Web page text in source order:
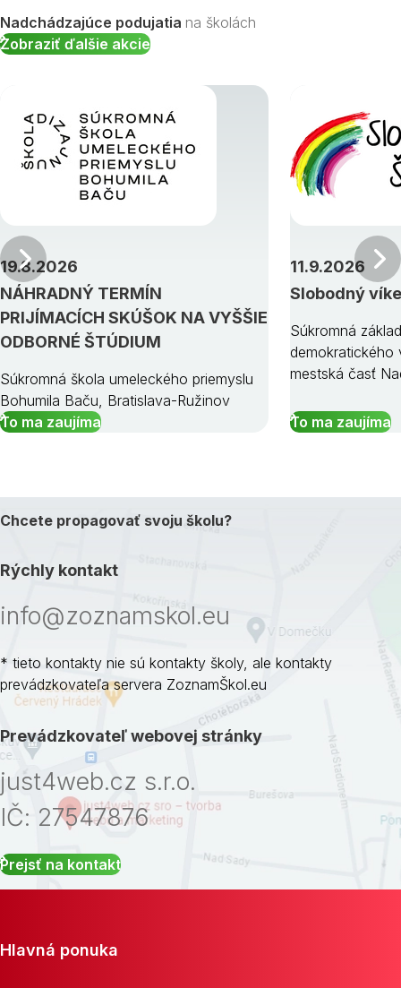
Nadchádzajúce podujatia na školách
Zobraziť ďalšie akcie
NÁHRADNÝ TERMÍN
PRIJÍMACÍCH SKÚŠOK NA VYŠŠIE
ODBORNÉ ŠTÚDIUM
19.8.2026
Súkromná škola umeleckého priemyslu
Bohumila Baču, Bratislava-Ružinov
To ma zaujíma
Slobodný
11.9.2026
Súkromná
demokratického
mestská časť
To ma zaujíma
Predchádzajúci
Chcete propagovať svoju školu?
Rýchly kontakt
info@zoznamskol.eu
* tieto kontakty nie sú kontakty školy, ale kontakty
prevádzkovateľa servera ZoznamŠkol.eu
Prevádzkovateľ webovej stránky
just4web.cz s.r.o.
IČ: 27547876
Prejsť na kontakt
Hlavná ponuka